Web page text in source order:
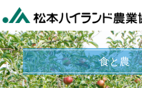
食と農